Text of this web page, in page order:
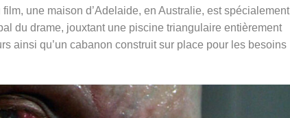
une maison d’Adelaide, en Australie, est spécialement
du drame, jouxtant une piscine triangulaire entièrement
ainsi qu’un cabanon construit sur place pour les besoins